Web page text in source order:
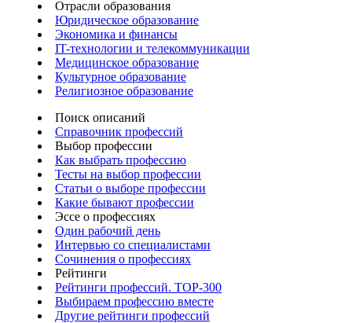
Отрасли образования
Юридическое образование
Экономика и финансы
IT-технологии и телекоммуникации
Медицинское образование
Культурное образование
Религиозное образование
Поиск описаний
Справочник профессий
Выбор профессии
Как выбрать профессию
Тесты на выбор профессии
Статьи о выборе профессии
Какие бывают профессии
Эссе о профессиях
Один рабочий день
Интервью со специалистами
Сочинения о профессиях
Рейтинги
Рейтинги профессий. TOP-300
Выбираем профессию вместе
Другие рейтинги профессий